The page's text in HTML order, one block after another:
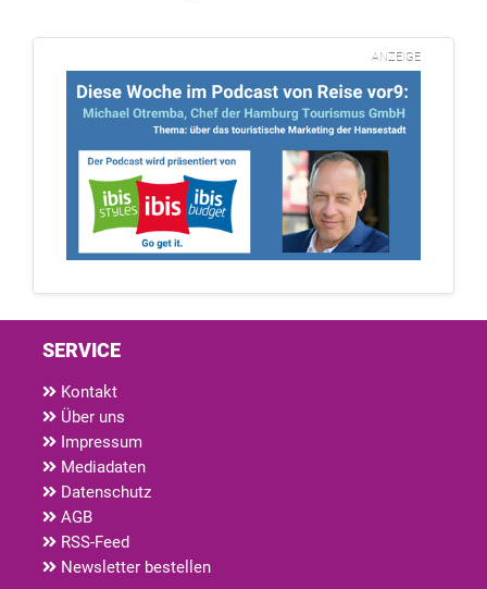
ANZEIGE
SERVICE
Kontakt
Über uns
Impressum
Mediadaten
Datenschutz
AGB
RSS-Feed
Newsletter bestellen